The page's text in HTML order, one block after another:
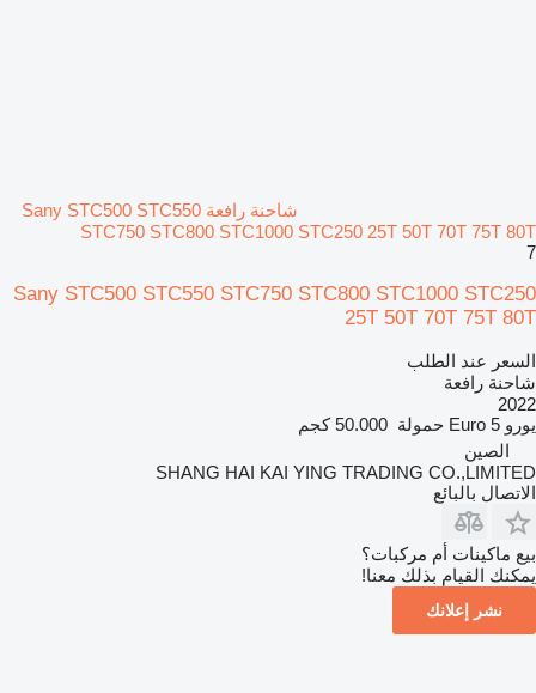
شاحنة رافعة Sany STC500 STC550
STC750 STC800 STC1000 STC250 25T 50T 70T 75T 80T
7
Sany STC500 STC550 STC750 STC800 STC1000 STC250
25T 50T 70T 75T 80T
السعر عند الطلب
شاحنة رافعة
2022
يورو Euro 5 حمولة 50.000 كجم
الصين
SHANG HAI KAI YING TRADING CO.,LIMITED
الاتصال بالبائع
بيع ماكينات أم مركبات؟
يمكنك القيام بذلك معنا!
نشر إعلانك